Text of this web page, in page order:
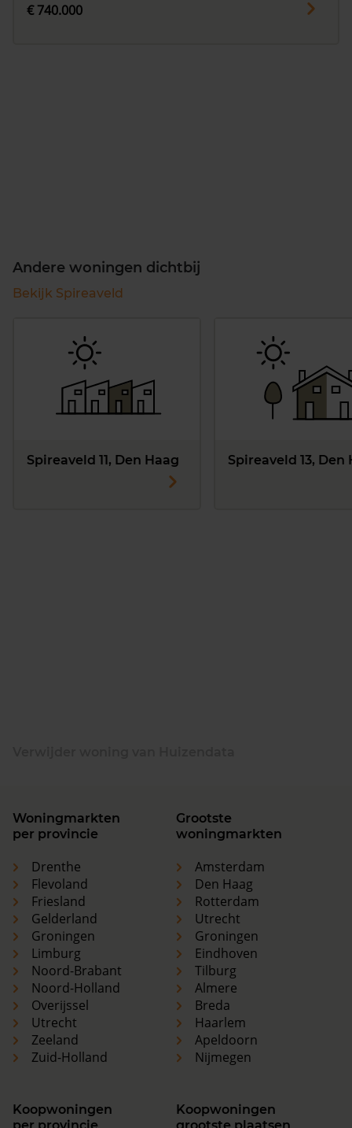
€ 740.000
Andere woningen dichtbij
Bekijk Spireaveld
Spireaveld 11, Den Haag Spireaveld 13, Den
Woningmarkten
per provincie
Drenthe
Flevoland
Friesland
Gelderland
Groningen
Limburg
Noord-Brabant
Noord-Holland
Overijssel
Utrecht
Zeeland
Zuid-Holland
Grootste
woningmarkten
Amsterdam
Den Haag
Rotterdam
Utrecht
Groningen
Eindhoven
Tilburg
Almere
Breda
Haarlem
Apeldoorn
Nijmegen
Koopwoningen
Koopwoningen